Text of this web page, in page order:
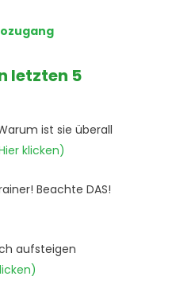
letzten 5
ist sie überall
klicken)
Beachte DAS!
aufsteigen